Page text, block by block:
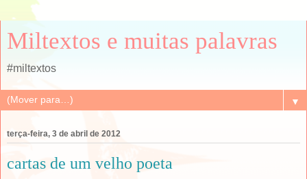
Miltextos e muitas palavras
#miltextos
▼
terça-feira, 3 de abril de 2012
cartas de um velho poeta